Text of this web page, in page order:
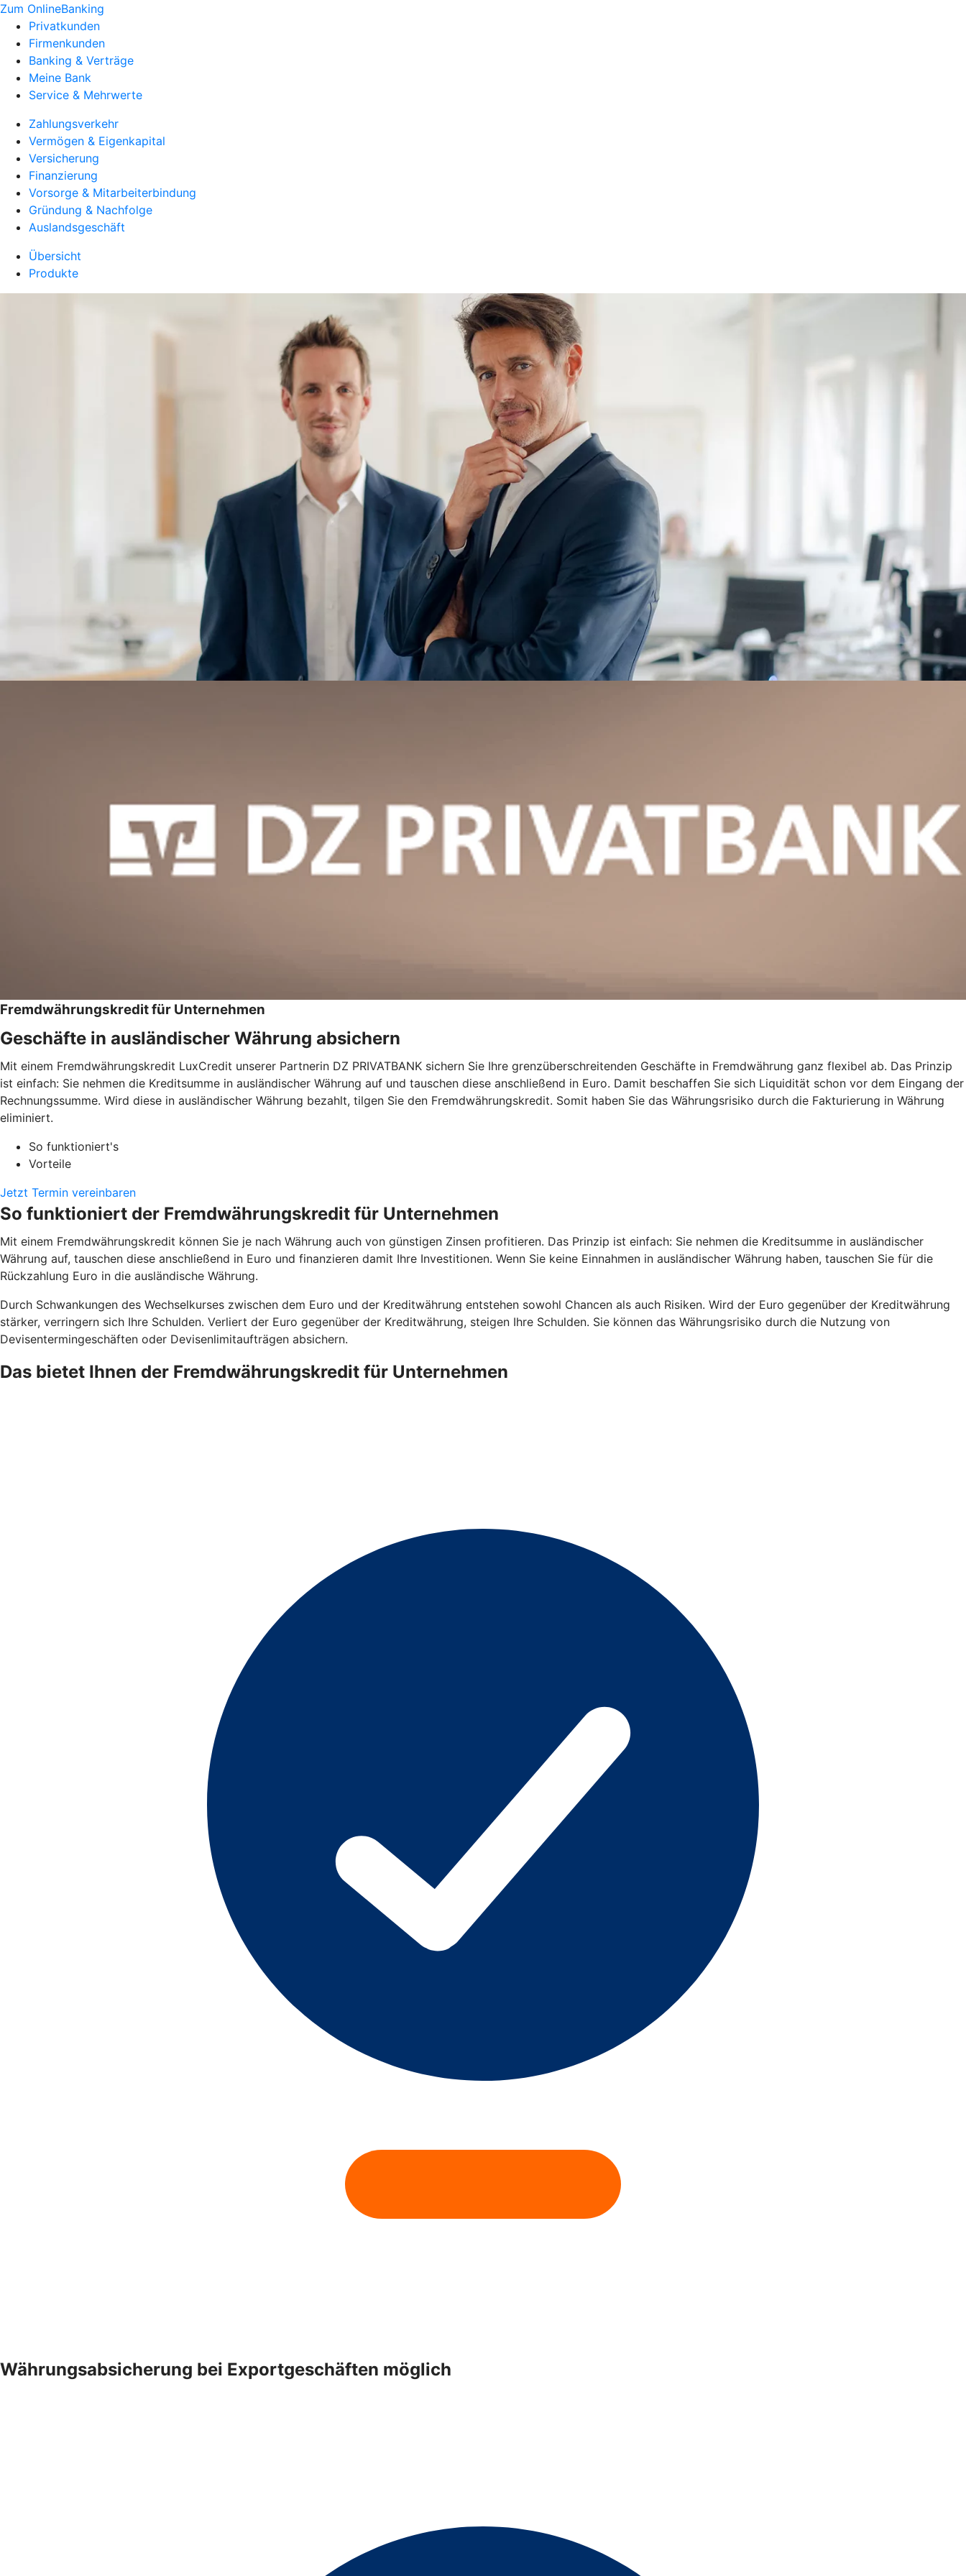
Zum OnlineBanking
Privatkunden
Firmenkunden
Banking & Verträge
Meine Bank
Service & Mehrwerte
Zahlungsverkehr
Vermögen & Eigenkapital
Versicherung
Finanzierung
Vorsorge & Mitarbeiterbindung
Gründung & Nachfolge
Auslandsgeschäft
Übersicht
Produkte
Fremdwährungskredit für Unternehmen
Geschäfte in ausländischer Währung absichern
Mit einem Fremdwährungskredit LuxCredit unserer Partnerin DZ PRIVATBANK sichern Sie Ihre grenzüberschreitenden Geschäfte in Fremdwährung ganz flexibel ab. Das Prinzip
ist einfach: Sie nehmen die Kreditsumme in ausländischer Währung auf und tauschen diese anschließend in Euro. Damit beschaffen Sie sich Liquidität schon vor dem Eingang der
Rechnungssumme. Wird diese in ausländischer Währung bezahlt, tilgen Sie den Fremdwährungskredit. Somit haben Sie das Währungsrisiko durch die Fakturierung in Währung
eliminiert.
So funktioniert's
Vorteile
Jetzt Termin vereinbaren
So funktioniert der Fremdwährungskredit für Unternehmen
Mit einem Fremdwährungskredit können Sie je nach Währung auch von günstigen Zinsen profitieren. Das Prinzip ist einfach: Sie nehmen die Kreditsumme in ausländischer
Währung auf, tauschen diese anschließend in Euro und finanzieren damit Ihre Investitionen. Wenn Sie keine Einnahmen in ausländischer Währung haben, tauschen Sie für die
Rückzahlung Euro in die ausländische Währung.
Durch Schwankungen des Wechselkurses zwischen dem Euro und der Kreditwährung entstehen sowohl Chancen als auch Risiken. Wird der Euro gegenüber der Kreditwährung
stärker, verringern sich Ihre Schulden. Verliert der Euro gegenüber der Kreditwährung, steigen Ihre Schulden. Sie können das Währungsrisiko durch die Nutzung von
Devisentermingeschäften oder Devisenlimitaufträgen absichern.
Das bietet Ihnen der Fremdwährungskredit für Unternehmen
Währungsabsicherung bei Exportgeschäften möglich